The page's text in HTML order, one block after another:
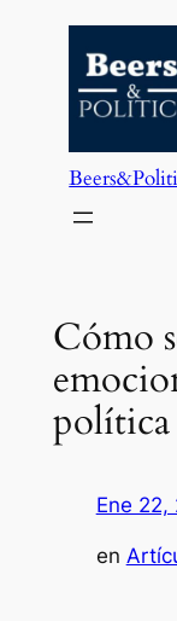
contenido
Cómo
política
Ene 22,
en